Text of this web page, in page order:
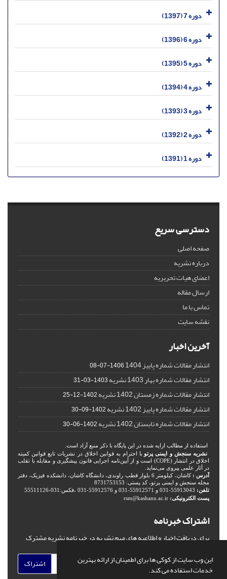
این وب سایت از کوکی ها برای اطمینان از ارائه بهترین
خدمات استفاده می کند.
دوره 7 (1397)
دوره 6 (1396)
دوره 5 (1395)
دوره 4 (1394)
دوره 3 (1393)
دوره 2 (1392)
دوره 1 (1391)
دسترسی سریع
صفحه اصلی
درباره نشریه
اعضای هیات تحریریه
ارسال مقاله
تماس با ما
نقشه سایت
آخرین اخبار
انتشار مقالات شماره پاییز 1404 1406-07-08
انتشار مقالات شماره بهار 1403 نشریه 1403-03-31
انتشار مقالات شماره زمستان 1402 نشریه 1402-12-25
انتشار مقالات شماره پاییز 1402 نشریه 1402-09-30
انتشار مقالات شماره تابستان 1402 نشریه 1402-06-30
استفاده از مطالب ارایه شده در این پایگاه با ذکر منبع آزاد است.
نشریه سنجش و ایمنی پرتو با احترام به قوانین اخلاق در نشریات تابع قوانین کمیته
اخلاق در انتشار (COPE) است و از آیین‌نامه اجرایی قانون پیشگیری و مقابله با تقلب
در آثار علمی پیروی می‌نماید.
آدرس :
کاشان، کیلومتر 6 بلوار قطب راوندی، دانشگاه کاشان، دانشکده فیزیک، دفتر
مجله سنجش و ایمنی پرتو، کد پستی: 8731753153
تلفن:
پست الکترونیکی: rsm@kashanu.ac.ir
اشتراک خبرنامه
برای دریافت اخبار و اطلاعیه های مهم نشریه در خبرنامه نشریه مشترک
اشتراک